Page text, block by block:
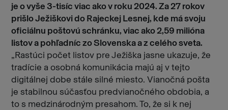
je o vyše 3-tisíc viac ako v roku 2024. Za 27 rokov
prišlo Ježiškovi do Rajeckej Lesnej, kde má svoju
oficiálnu poštovú schránku, viac ako 2,59 milióna
listov a pohľadníc zo Slovenska a z celého sveta.
„Rastúci počet listov pre Ježiška jasne ukazuje, že
tradície a osobná komunikácia majú aj v tejto
digitálnej dobe stále silné miesto. Vianočná pošta
je stabilnou súčasťou predvianočného obdobia, a
to s medzinárodným presahom. To, že si k nej